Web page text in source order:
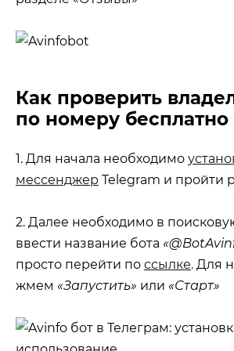
Как проверить
по номеру бесплатно
1. Для начала необходимо
мессенджер Telegram и пройти
2. Далее необходимо в
ввести название бота
просто перейти по ссылке. Для
жмем «Запустить» или «Старт»